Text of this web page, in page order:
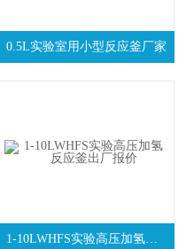
0.5L实验室用小型反应釜厂家
1-10LWHFS实验高压加氢反应釜出厂报价